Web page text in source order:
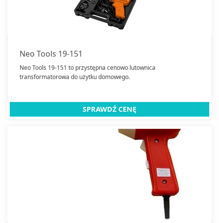
Neo Tools 19-151
Neo Tools 19-151 to przystępna cenowo lutownica
transformatorowa do użytku domowego.
SPRAWDŹ CENĘ